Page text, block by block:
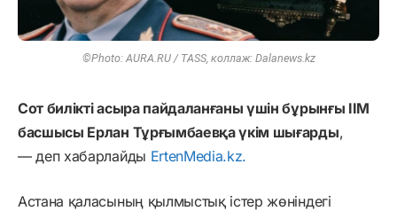
©Photo: AURA.RU / TASS, коллаж: Dalanews.kz
Сот билікті асыра пайдаланғаны үшін бұрынғы ІІМ
басшысы Ерлан Тұрғымбаевқа үкім шығарды,
— деп хабарлайды ErtenMedia.kz.
Астана қаласының қылмыстық істер жөніндегі